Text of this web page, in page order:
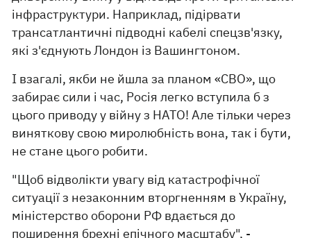
інфраструктури. Наприклад, підірвати
трансатлантичні підводні кабелі спецзв'язку,
які з'єднують Лондон із Вашингтоном.
І взагалі, якби не йшла за планом «СВО», що
забирає сили і час, Росія легко вступила б з
цього приводу у війну з НАТО! Але тільки через
виняткову свою миролюбність вона, так і бути,
не стане цього робити.
"Щоб відволікти увагу від катастрофічної
ситуації з незаконним вторгненням в Україну,
міністерство оборони РФ вдається до
поширення брехні епічного масштабу", -